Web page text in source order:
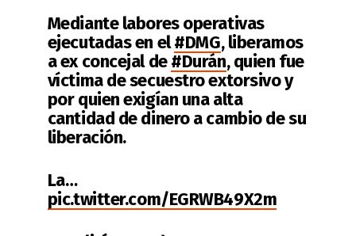
Mediante labores operativas
ejecutadas en el#DMG, liberamos
a ex concejal de#Durán, quien fue
víctima de secuestro extorsivo y
por quien exigían una alta
cantidad de dinero a cambio de su
liberación.
La…
pic.twitter.com/EGRWB49X2m